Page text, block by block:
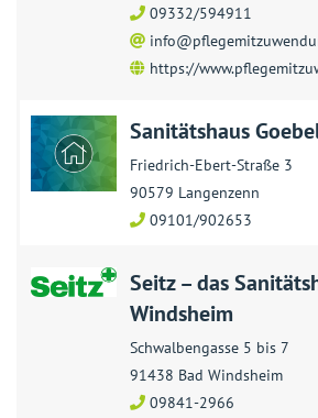
09332/594911
https://
Sanitätshaus
Friedrich-Ebert-Straße 3
90579 Langenzenn
09101/902653
Seitz – das
Windsheim
Schwalbengasse 5 bis 7
91438 Bad Windsheim
09841-2966